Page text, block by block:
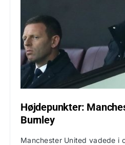
Højdepunkter:
Burnley
Manchester United vadede i